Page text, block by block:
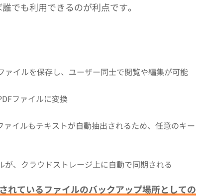
でも利用できるのが利点です。
イルを保存し、ユーザー同士で閲覧や編集が可能
ファイルに変換
イルもテキストが自動抽出されるため、任意のキー
、クラウドストレージ上に自動で同期される
れているファイルのバックアップ場所としての